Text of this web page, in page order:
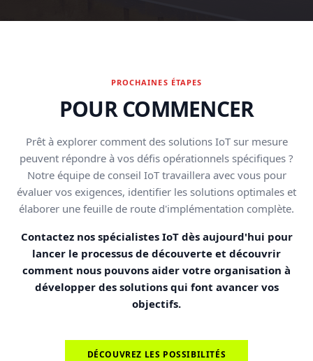
PROCHAINES ÉTAPES
POUR COMMENCER
Prêt à explorer comment des solutions IoT sur mesure
peuvent répondre à vos défis opérationnels spécifiques ?
Notre équipe de conseil IoT travaillera avec vous pour
évaluer vos exigences, identifier les solutions optimales et
élaborer une feuille de route d'implémentation complète.
Contactez nos spécialistes IoT dès aujourd'hui pour
lancer le processus de découverte et découvrir
comment nous pouvons aider votre organisation à
développer des solutions qui font avancer vos
objectifs.
DÉCOUVREZ LES POSSIBILITÉS